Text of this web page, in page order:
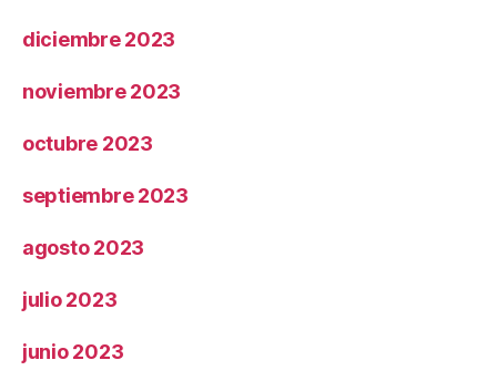
diciembre 2023
noviembre 2023
octubre 2023
septiembre 2023
agosto 2023
julio 2023
junio 2023